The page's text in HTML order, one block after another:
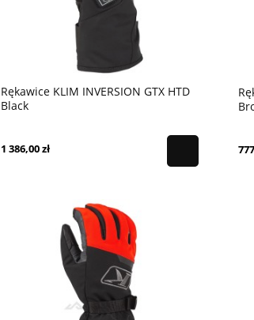
Rękawice KLIM INVERSION GTX HTD
Black
1 386,00 zł